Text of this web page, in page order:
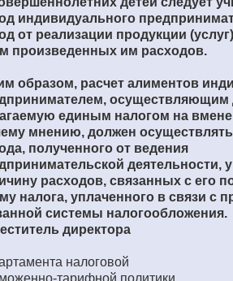
индивидуального
от реализации продукции
произведенных им расходов.
образом, расчет алиментов
осуществляющим
единым налогом на
мнению, должен
полученного от ведения
деятельности,
расходов, связанных с его
налога, уплаченного в связи с
системы налогообложения.
директора
налоговой
тарифной политики